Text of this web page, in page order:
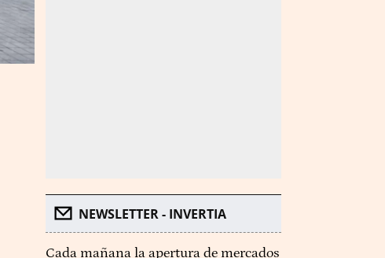
NEWSLETTER - INVERTIA
Cada mañana la apertura de mercados